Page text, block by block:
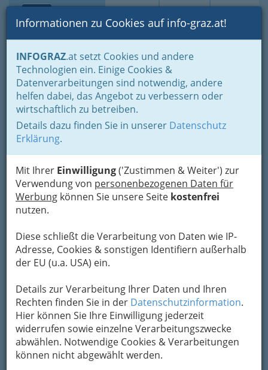
Suche Login Toggle
Informationen zu Cookies auf info-graz.at!
INFOGRAZ.at setzt Cookies und andere
Technologien ein. Einige Cookies &
Datenverarbeitungen sind notwendig, andere
helfen dabei, das Angebot zu verbessern oder
wirtschaftlich zu betreiben.
Details dazu finden Sie in unserer Datenschutz
Erklärung.
Mit Ihrer Einwilligung('Zustimmen & Weiter') zur
Verwendung von personenbezogenen Daten für
Werbung können Sie unsere Seite kostenfrei
nutzen.
Diese schließt die Verarbeitung von Daten wie IP-
Adresse, Cookies & sonstigen Identifiern außerhalb
der EU (u.a. USA) ein.
Details zur Verarbeitung Ihrer Daten und Ihren
Rechten finden Sie in der Datenschutzinformation.
Hier können Sie Ihre Einwilligung jederzeit
widerrufen sowie einzelne Verarbeitungszwecke
abwählen. Notwendige Cookies & Verarbeitungen
können nicht abgewählt werden.
Home
Standard Suche in der Datenbank
Suchergebnisse - Einträge auf INFOGRAZ.at
Suchergebnisse (Einträge
auf INFOGRAZ.at)
Suchbegriff
Suchen
Nicht zufrieden mit diesen Ergebnissen?
Beachten Sie gegebenenfalls dieSuchtipps
(rechts)
rechts) z.B.:
Veranstaltungen
, im Branchen-
Guide dieSuche nach Branchen(Kategorien)
und nicht zuletzt dieThemensuche, die Texte
jeder Art auf info-graz.at
Google™
findet.
Beachten Sie auch dieKategorievorschläge
(Branchen anzeigen), die Sie in vielen Fällen in
der rechten Spalte oben finden.